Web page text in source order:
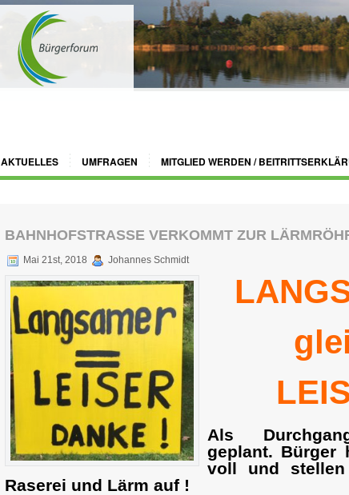
AKTUELLES UMFRAGEN MITGLIED WERDEN /
BAHNHOFSTRASSE VERKOMMT ZUR
Mai 21st, 2018 Johannes Schmidt
Als
geplant. Bürger
voll und stellen
Raserei und Lärm auf !